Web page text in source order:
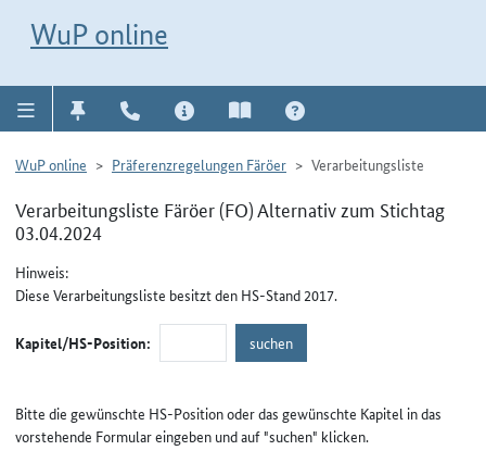
WuP online
WuP online Präferenzregelungen Färöer Verarbeitungsliste
Verarbeitungsliste Färöer (FO) Alternativ zum Stichtag
03.04.2024
Hinweis:
Diese Verarbeitungsliste besitzt den HS-Stand 2017.
Kapitel/HS-Position:
Bitte die gewünschte HS-Position oder das gewünschte Kapitel in das
vorstehende Formular eingeben und auf "suchen" klicken.